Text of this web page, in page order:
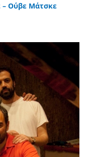
– Ούβε Μάτσκε